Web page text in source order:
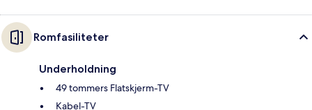
Romfasiliteter
Underholdning
49 tommers Flatskjerm-TV
Kabel-TV